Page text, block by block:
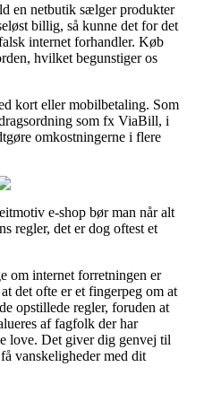
en netbutik sælger produkter
billig, så kunne det for det
internet forhandler. Køb
hvilket begunstiger os
kort eller mobilbetaling. Som
som fx ViaBill, i
omkostningerne i flere
e-shop bør man når alt
regler, det er dog oftest et
om internet forretningen er
det ofte er et fingerpeg om at
opstillede regler, foruden at
af fagfolk der har
love. Det giver dig genvej til
vanskeligheder med dit